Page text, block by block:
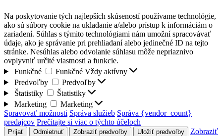
Na poskytovanie tých najlepších skúseností používame technológie,
ako sú súbory cookie na ukladanie a/alebo prístup k informáciám o
zariadení. Súhlas s týmito technológiami nám umožní spracovávať
údaje, ako je správanie pri prehliadaní alebo jedinečné ID na tejto
stránke. Nesúhlas alebo odvolanie súhlasu môže nepriaznivo
ovplyvniť určité vlastnosti a funkcie.
Funkčné
Funkčné Vždy aktívny
Predvoľby
Predvoľby
Štatistiky
Štatistiky
Marketing
Marketing
Spravovať možnosti Správa služieb Správa {vendor_count}
predajcov Prečítajte si viac o týchto účeloch
Prijať Odmietnuť Zobraziť predvoľby Uložiť predvoľby
Zobraziť